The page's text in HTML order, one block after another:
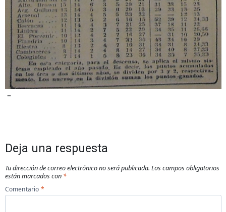
–
Deja una respuesta
Tu dirección de correo electrónico no será publicada. Los campos obligatorios
están marcados con *
Comentario *